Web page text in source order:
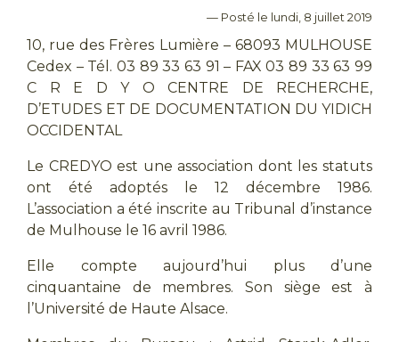
— Posté le lundi, 8 juillet 2019
10, rue des Frères Lumière – 68093 MULHOUSE
Cedex – Tél. 03 89 33 63 91 – FAX 03 89 33 63 99
C R E D Y O CENTRE DE RECHERCHE,
D’ETUDES ET DE DOCUMENTATION DU YIDICH
OCCIDENTAL
Le CREDYO est une association dont les statuts
ont été adoptés le 12 décembre 1986.
L’association a été inscrite au Tribunal d’instance
de Mulhouse le 16 avril 1986.
Elle compte aujourd’hui plus d’une
cinquantaine de membres. Son siège est à
l’Université de Haute Alsace.